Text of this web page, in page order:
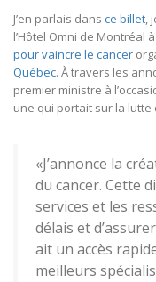
J’en parlais dans ce billet,
l’Hôtel Omni de Montréal
pour vaincre le cancer
Québec. À travers les
premier ministre à
une qui portait sur la
«J’annonce la
du cancer. Cette
services et les
délais et
ait un accès
meilleurs